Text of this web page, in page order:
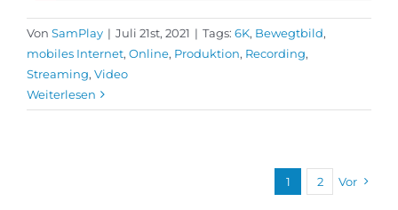
Von SamPlay | Juli 21st, 2021 | Tags: 6K, Bewegtbild,
mobiles Internet, Online, Produktion, Recording,
Streaming, Video
Weiterlesen
1 2 Vor